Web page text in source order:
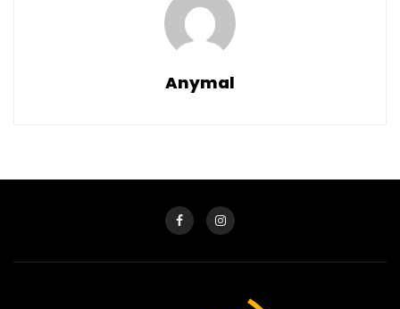
Anymal